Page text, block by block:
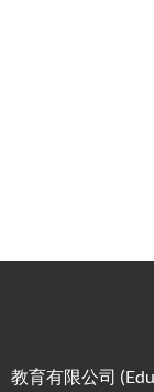
教育有限公司